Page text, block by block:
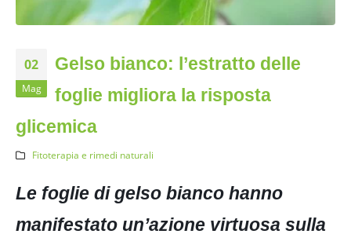
02
Mag
Gelso bianco: l’estratto delle
foglie migliora la risposta
glicemica
Fitoterapia e rimedi naturali
Le foglie di gelso bianco hanno
manifestato un’azione virtuosa sulla